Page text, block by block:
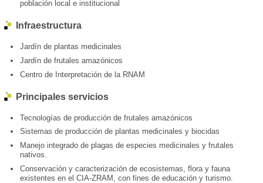
población local e institucional
Infraestructura
Jardín de plantas medicinales
Jardín de frutales amazónicos
Centro de Interpretación de la RNAM
Principales servicios
Tecnologías de producción de frutales amazónicos
Sistemas de producción de plantas medicinales y biocidas
Manejo integrado de plagas de especies medicinales y frutales
nativos.
Conservación y caracterización de ecosistemas, flora y fauna
existentes en el CIA-ZRAM, con fines de educación y turismo.